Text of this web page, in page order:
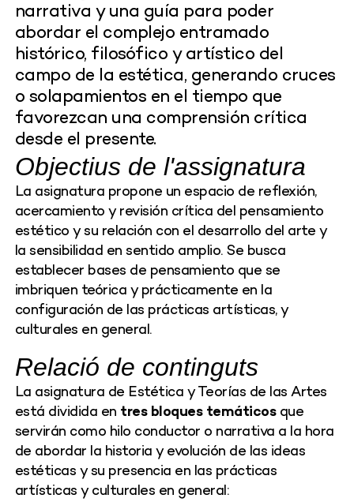
narrativa y una guía para poder
abordar el complejo entramado
histórico, filosófico y artístico del
campo de la estética, generando cruces
o solapamientos en el tiempo que
favorezcan una comprensión crítica
desde el presente.
Objectius de l'assignatura
La asignatura propone un espacio de reflexión,
acercamiento y revisión crítica del pensamiento
estético y su relación con el desarrollo del arte y
la sensibilidad en sentido amplio. Se busca
establecer bases de pensamiento que se
imbriquen teórica y prácticamente en la
configuración de las prácticas artísticas, y
culturales en general.
Relació de continguts
La asignatura de Estética y Teorías de las Artes
está dividida en tres bloques temáticosque
servirán como hilo conductor o narrativa a la hora
de abordar la historia y evolución de las ideas
estéticas y su presencia en las prácticas
artísticas y culturales en general: